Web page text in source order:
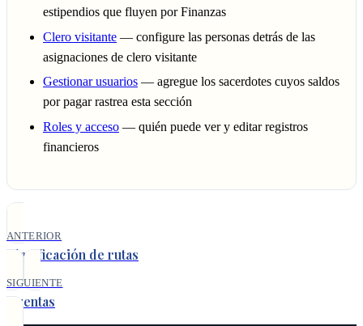
estipendios que fluyen por Finanzas
Clero visitante — configure las personas detrás de las
asignaciones de clero visitante
Gestionar usuarios — agregue los sacerdotes cuyos saldos
por pagar rastrea esta sección
Roles y acceso — quién puede ver y editar registros
financieros
ANTERIOR
Planificación de rutas
SIGUIENTE
Cuentas